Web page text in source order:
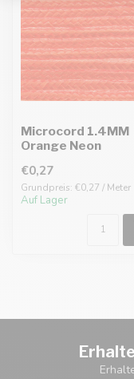
Microcord 1.4MM
Orange Neon
€0,27
Grundpreis: €0,27 / Meter
Auf Lager